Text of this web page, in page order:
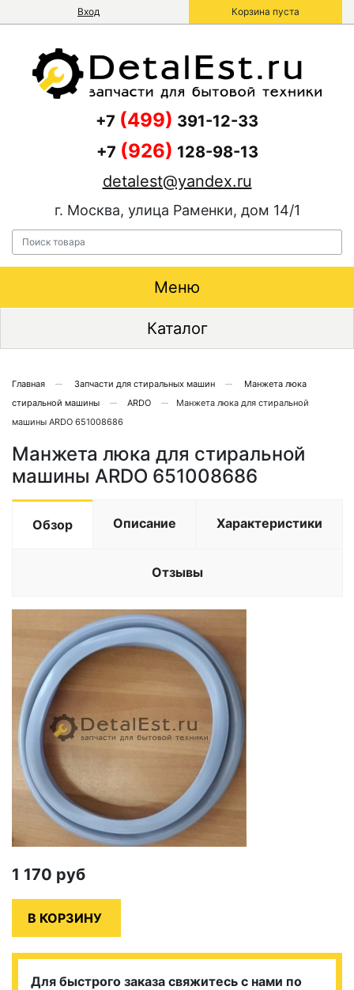
Вход Корзина пуста
+7 (499) 391-12-33
+7 (926) 128-98-13
detalest@yandex.ru
г. Москва, улица Раменки, дом 14/1
Меню
Каталог
Главная Запчасти для стиральных машин
Манжета люка
стиральной машины
ARDO
Манжета люка для стиральной
машины ARDO 651008686
Манжета люка для стиральной
машины ARDO 651008686
Обзор Описание Характеристики
Отзывы
1 170 руб
Для быстрого заказа свяжитесь с нами по